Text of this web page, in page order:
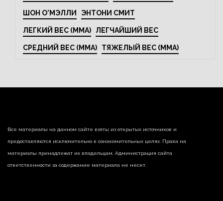
ШОН О'МЭЛЛИ ЭНТОНИ СМИТ
ЛЕГКИЙ ВЕС (MMA) ЛЕГЧАЙШИЙ ВЕС
СРЕДНИЙ ВЕС (MMA) ТЯЖЕЛЫЙ ВЕС (MMA)
Все материалы на данном сайте взяты из открытых источников и
предоставляются исключительно в ознакомительных целях. Права на
материалы принадлежат их владельцам. Администрация сайта
ответственности за содержание материала не несет.